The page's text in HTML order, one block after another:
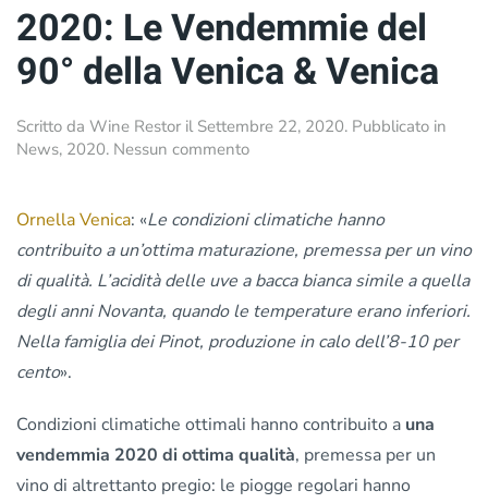
2020: Le Vendemmie del
90° della Venica & Venica
Scritto da Wine Restor il Settembre 22, 2020. Pubblicato in
News, 2020. Nessun commentosu
Vendemmie
del
90° della
Venica
&
Venica
Ornella Venica: «Le condizioni climatiche hanno
contribuito a un’ottima maturazione, premessa per un vino
di qualità. L’acidità delle uve a bacca bianca simile a quella
degli anni Novanta, quando le temperature erano inferiori.
Nella famiglia dei Pinot, produzione in calo dell’8-10 per
cento».
Condizioni climatiche ottimali hanno contribuito a una
vendemmia 2020 di ottima qualità, premessa per un
vino di altrettanto pregio: le piogge regolari hanno